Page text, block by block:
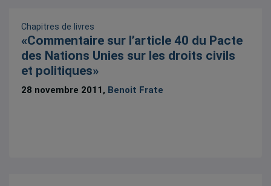
Chapitres de livres
«Commentaire sur l’article 40 du Pacte
des Nations Unies sur les droits civils
et politiques»
28 novembre 2011, Benoit Frate